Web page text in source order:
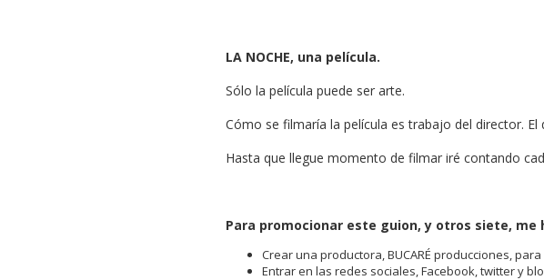
LA NOCHE, una película.
Sólo la película puede ser arte.
Cómo se filmaría la película es trabajo del director.
Hasta que llegue momento de filmar iré contando
Para promocionar este guion, y otros siete, me
Crear una productora, BUCARÉ producciones,
Entrar en las redes sociales, Facebook, twitter y